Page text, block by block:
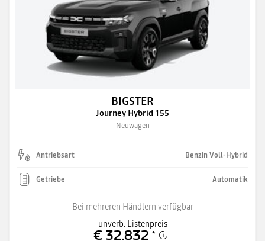
BIGSTER
Journey Hybrid 155
Neuwagen
Antriebsart Benzin Voll-Hybrid
Getriebe Automatik
Bei mehreren Händlern verfügbar
unverb. Listenpreis
€ 32.832 *